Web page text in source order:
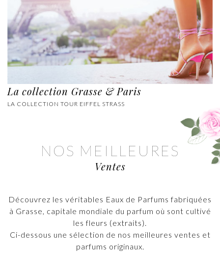
La collection Grasse & Paris
LA COLLECTION TOUR EIFFEL STRASS
NOS MEILLEURES
Ventes
Découvrez les véritables Eaux de Parfums fabriquées
à Grasse, capitale mondiale du parfum où sont cultivé
les fleurs (extraits).
Ci-dessous une sélection de nos meilleures ventes et
parfums originaux.